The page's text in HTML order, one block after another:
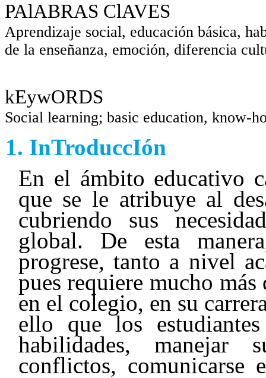
PAlABRAS ClAVES
Aprendizaje social, educación básica,
de la enseñanza, emoción, diferencia
kEywORDS
Social learning; basic education, know-
InTroduccIón
En el ámbito educativo
que se le atribuye al
cubriendo sus
global. De esta
progrese, tanto a nivel
pues requiere mucho
en el colegio, en su
ello que los
habilidades, manejar
conflictos, comunicarse